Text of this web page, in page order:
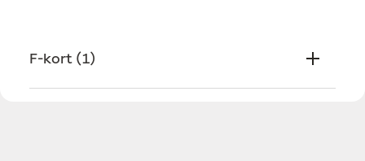
F-kort (1)